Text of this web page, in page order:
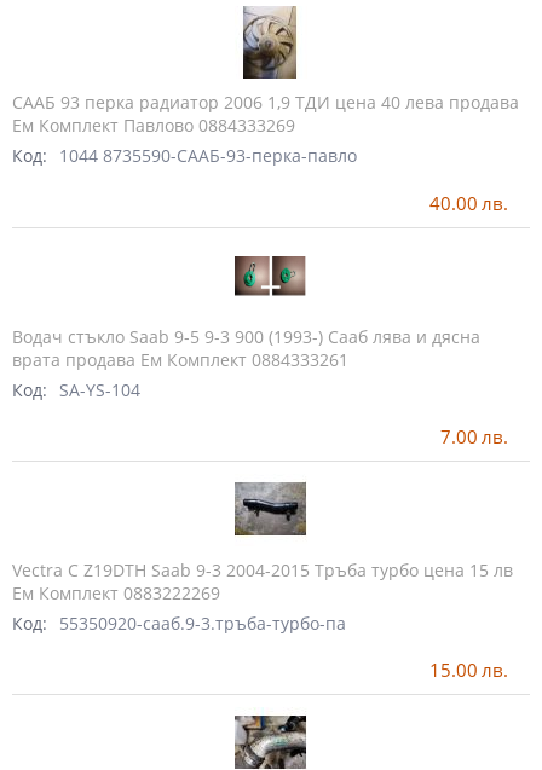
СААБ 93 перка радиатор 2006 1,9 ТДИ цена 40 лева продава
Ем Комплект Павлово 0884333269
Код:
1044 8735590-СААБ-93-перка-павло
40.00 лв.
Водач стъкло Saab 9-5 9-3 900 (1993-) Сааб лява и дясна
врата продава Ем Комплект 0884333261
Код:
SA-YS-104
7.00 лв.
Vectra C Z19DTH Saab 9-3 2004-2015 Тръба турбо цена 15 лв
Ем Комплект 0883222269
Код:
55350920-сааб.9-3.тръба-турбо-па
15.00 лв.